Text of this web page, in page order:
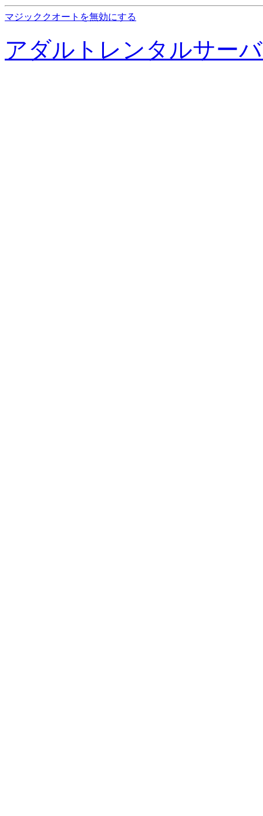
マジッククオートを無効にする
アダルトレンタルサー